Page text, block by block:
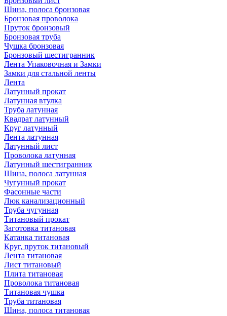
Шина, полоса бронзовая
Бронзовая проволока
Пруток бронзовый
Бронзовая труба
Чушка бронзовая
Бронзовый шестигранник
Лента Упаковочная и Замки
Замки для стальной ленты
Лента
Латунный прокат
Латунная втулка
Труба латунная
Квадрат латунный
Круг латунный
Лента латунная
Латунный лист
Проволока латунная
Латунный шестигранник
Шина, полоса латунная
Чугунный прокат
Фасонные части
Люк канализационный
Труба чугунная
Титановый прокат
Заготовка титановая
Катанка титановая
Круг, пруток титановый
Лента титановая
Лист титановый
Плита титановая
Проволока титановая
Титановая чушка
Труба титановая
Шина, полоса титановая